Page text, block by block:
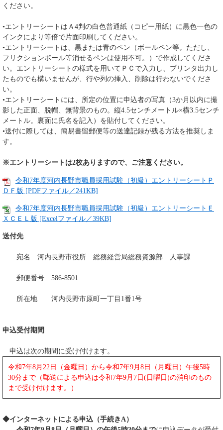
ください。
•エントリーシートはＡ4判の白色普通紙（コピー用紙）に黒色一色の
インクにより等倍で片面印刷してください。
•エントリーシートは、黒または青のペン（ボールペン等。ただし、
フリクションボール等消せるペンは使用不可。）で作成してくださ
い。エントリーシートの様式を用いてＰＣで入力し、プリンタ出力し
たものでも構いませんが、行や列の挿入、削除は行わないでくださ
い。
•エントリーシートには、所定の位置に申込者の写真（3か月以内に撮
影した正面、脱帽、無背景のもの。縦4.5センチメートル×横3.5センチ
メートル。裏面に氏名を記入）を貼付してください。
•送付に際しては、簡易書留郵便等の送達記録が残る方法を推奨しま
す。
※エントリーシートは2枚ありますので、ご注意ください。
令和7年度河内長野市職員採用試験（初級）エントリーシートＰ
ＤＦ版 [PDFファイル／241KB]
令和7年度河内長野市職員採用試験（初級）エントリーシートＥ
ＸＣＥＬ版 [Excelファイル／39KB]
送付先
宛名 河内長野市役所 総務経営局総務資源部 人事課
郵便番号 586-8501
所在地 河内長野市原町一丁目1番1号
申込受付期間
申込は次の期間に受け付けます。
令和7年8月22日（金曜日）から令和7年9月8日（月曜日）午後5時
30分まで（郵送による申込は令和7年9月7日(日曜日)の消印のもの
まで受け付けます。）
◆インターネットによる申込（手続きA）